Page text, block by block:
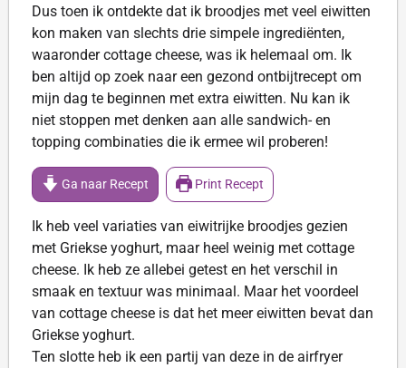
Dus toen ik ontdekte dat ik broodjes met veel eiwitten
kon maken van slechts drie simpele ingrediënten,
waaronder cottage cheese, was ik helemaal om. Ik
ben altijd op zoek naar een gezond ontbijtrecept om
mijn dag te beginnen met extra eiwitten. Nu kan ik
niet stoppen met denken aan alle sandwich- en
topping combinaties die ik ermee wil proberen!
Ga naar Recept Print Recept
Ik heb veel variaties van eiwitrijke broodjes gezien
met Griekse yoghurt, maar heel weinig met cottage
cheese. Ik heb ze allebei getest en het verschil in
smaak en textuur was minimaal. Maar het voordeel
van cottage cheese is dat het meer eiwitten bevat dan
Griekse yoghurt.
Ten slotte heb ik een partij van deze in de airfryer